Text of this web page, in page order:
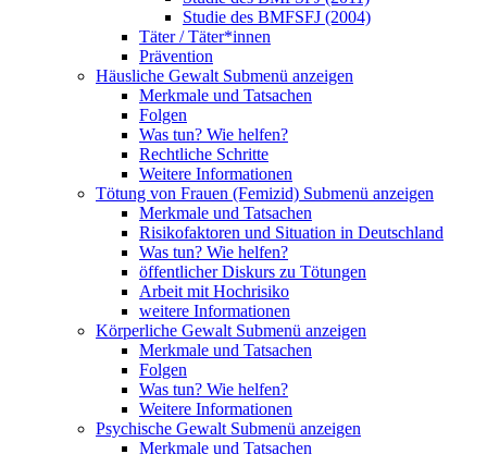
Studie des BMFSFJ (2004)
Täter / Täter*innen
Prävention
Häusliche Gewalt Submenü anzeigen
Merkmale und Tatsachen
Folgen
Was tun? Wie helfen?
Rechtliche Schritte
Weitere Informationen
Tötung von Frauen (Femizid) Submenü anzeigen
Merkmale und Tatsachen
Risikofaktoren und Situation in Deutschland
Was tun? Wie helfen?
öffentlicher Diskurs zu Tötungen
Arbeit mit Hochrisiko
weitere Informationen
Körperliche Gewalt Submenü anzeigen
Merkmale und Tatsachen
Folgen
Was tun? Wie helfen?
Weitere Informationen
Psychische Gewalt Submenü anzeigen
Merkmale und Tatsachen